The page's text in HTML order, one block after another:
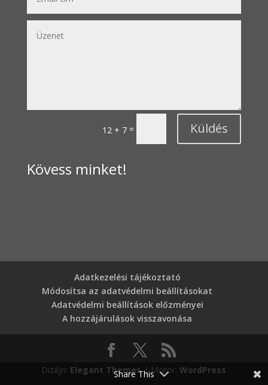
12 + 7 = Küldés
Kövess minket!
Adatkezelési tájékoztató
Módosítsa az adatvédelmi beállításokat
Adatvédelmi beállítások előzményei
A hozzájárulások visszavonása
Dizájn: Elegant Themes| Motor:WordPress
Share This